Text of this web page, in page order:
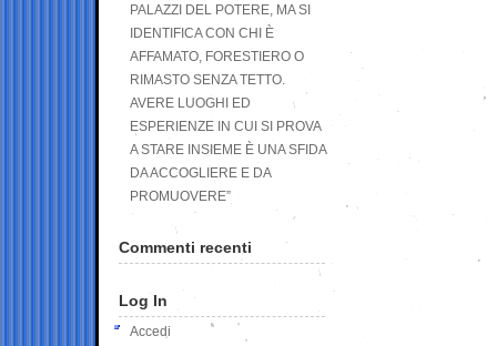
PALAZZI DEL POTERE, MA SI
IDENTIFICA CON CHI È
AFFAMATO, FORESTIERO O
RIMASTO SENZA TETTO.
AVERE LUOGHI ED
ESPERIENZE IN CUI SI PROVA
A STARE INSIEME È UNA SFIDA
DA ACCOGLIERE E DA
PROMUOVERE”
Commenti recenti
Log In
Accedi